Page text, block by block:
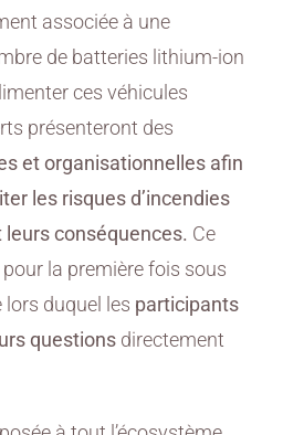
associée à une
de batteries lithium-ion
ces véhicules
présenteront des
et organisationnelles afin
les risques d’incendies
conséquences. Ce
la première fois sous
lors duquel les participants
questions directement